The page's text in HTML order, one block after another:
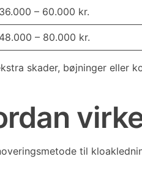
36.000 – 60.000 kr.
48.000 – 80.000 kr.
skader, bøjninger eller
til